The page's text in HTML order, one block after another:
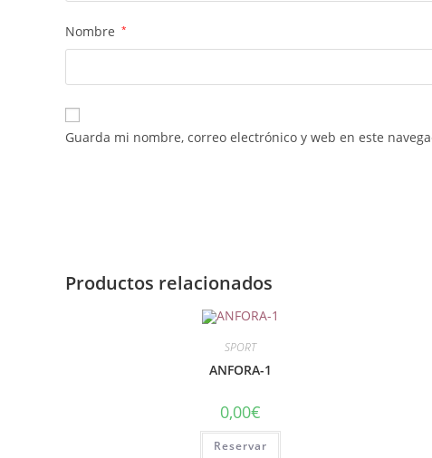
Nombre *
Guarda mi nombre, correo electrónico y web en este
Productos relacionados
SPORT
ANFORA-1
0,00€
Reservar